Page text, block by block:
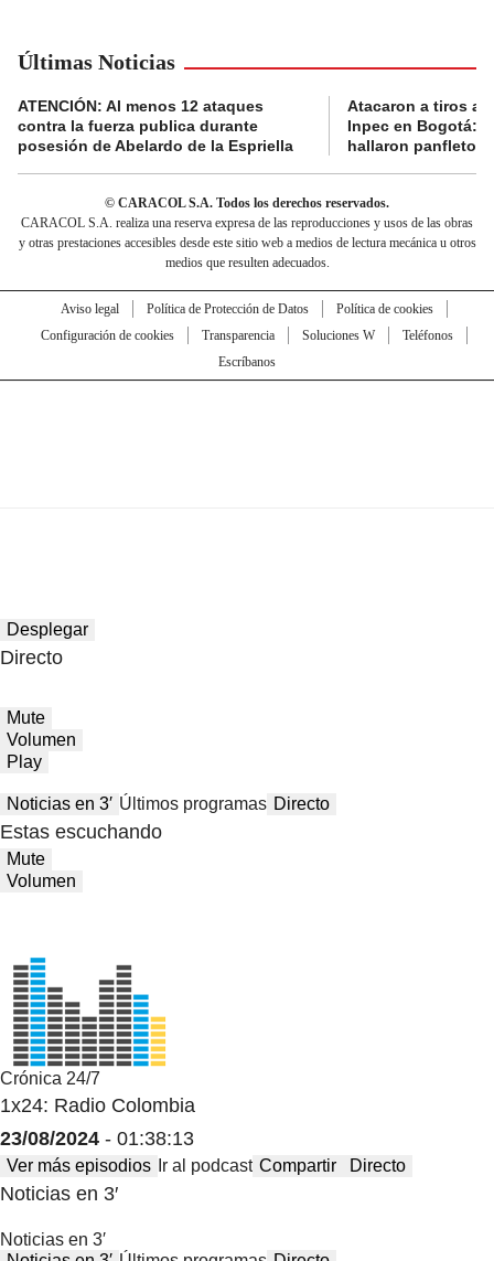
Últimas Noticias
ATENCIÓN: Al menos 12 ataques
contra la fuerza publica durante
posesión de Abelardo de la Espriella
Atacaron a tiros a
Inpec en Bogotá:
hallaron panfletos
© CARACOL S.A. Todos los derechos reservados.
CARACOL S.A. realiza una reserva expresa de las reproducciones y usos de las obras
y otras prestaciones accesibles desde este sitio web a medios de lectura mecánica u otros
medios que resulten adecuados.
Aviso legal Política de Protección de Datos
Política de cookies
Configuración de cookies
Transparencia Soluciones W
Teléfonos
Escríbanos
Desplegar
Directo
Mute
Volumen
Play
Noticias en 3′ Últimos programas Directo
Estas escuchando
Mute
Volumen
Crónica 24/7
1x24: Radio Colombia
23/08/2024 - 01:38:13
Ver más episodios Ir al podcast Compartir Directo
Noticias en 3′
Noticias en 3′